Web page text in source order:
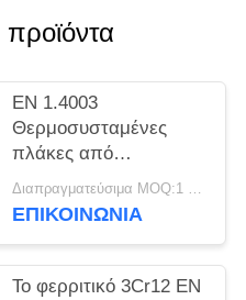
EN 1.4003
Θερμοσυσταμένες
πλάκες από
ανοξείδωτο χάλυβα
UNS S41003
Διαπραγματεύσιμα MOQ:1 τόνος
ΕΠΙΚΟΙΝΩΝΊΑ
Το φερριτικό 3Cr12 EN